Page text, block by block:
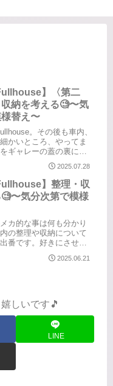
】〈第二
納を考える🧐〜気
替え〜
。その後も車内、
かいところ、やってま
ギャレーの蓋の裏にく
の中に入れておくとカ
、ここなら乾きやすい
が濡れてても水はシンク
。シンク...
2025.07.28
】整理・収
〜気分次第で模様
カ的な事は何も分かり
の整理や収納について
番です。好きにさせて
。ということで、気分
えや、思いつきで取り入
2025.06.21
しいです🎵
LINE